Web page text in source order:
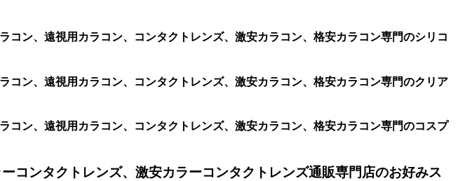
ン、遠視用カラコン、コンタクトレンズ、激安カラコン、格安カラコン専門のシリコ
ン、遠視用カラコン、コンタクトレンズ、激安カラコン、格安カラコン専門のクリア
ン、遠視用カラコン、コンタクトレンズ、激安カラコン、格安カラコン専門のコスプ
コンタクトレンズ、激安カラーコンタクトレンズ通販専門店のお好みス